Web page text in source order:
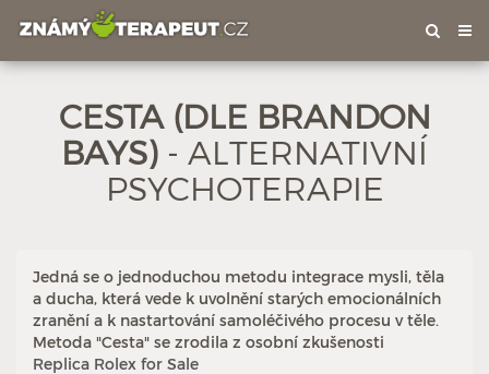
CESTA (DLE BRANDON
BAYS) - ALTERNATIVNÍ
PSYCHOTERAPIE
Jedná se o jednoduchou metodu integrace mysli, těla
a ducha, která vede k uvolnění starých emocionálních
zranění a k nastartování samoléčivého procesu v těle.
Metoda "Cesta" se zrodila z osobní zkušenosti
Replica Rolex for Sale
Hodnoceno: 19× Profil terapeuta